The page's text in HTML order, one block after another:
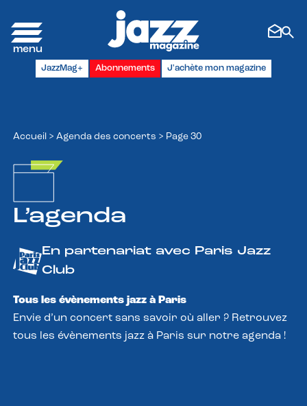
JazzMag+ Abonnements J'achète mon magazine
Accueil > Agenda des concerts > Page 30
L’agenda
En partenariat avec Paris Jazz
Club
Tous les évènements jazz à Paris
Envie d’un concert sans savoir où aller ? Retrouvez
tous les évènements jazz à Paris sur notre agenda !